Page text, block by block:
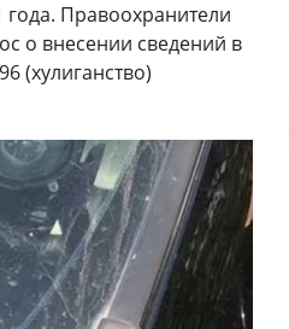
Правоохранители
о внесении сведений в
(хулиганство)